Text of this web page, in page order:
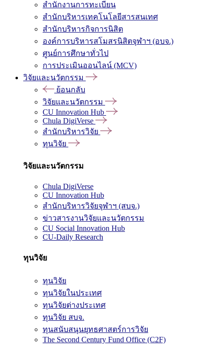
สำนักงานการทะเบียน
สำนักบริหารเทคโนโลยีสารสนเทศ
สำนักบริหารกิจการนิสิต
องค์การบริหารสโมสรนิสิตจุฬาฯ (อบจ.)
ศูนย์การศึกษาทั่วไป
การประเมินออนไลน์ (MCV)
วิจัยและนวัตกรรม
ย้อนกลับ
วิจัยและนวัตกรรม
CU Innovation Hub
Chula DigiVerse
สำนักบริหารวิจัย
ทุนวิจัย
วิจัยและนวัตกรรม
Chula DigiVerse
CU Innovation Hub
สำนักบริหารวิจัยจุฬาฯ (สบจ.)
ข่าวสารงานวิจัยและนวัตกรรม
CU Social Innovation Hub
CU-Daily Research
ทุนวิจัย
ทุนวิจัย
ทุนวิจัยในประเทศ
ทุนวิจัยต่างประเทศ
ทุนวิจัย สบจ.
ทุนสนับสนุนยุทธศาสตร์การวิจัย
The Second Century Fund Office (C2F)